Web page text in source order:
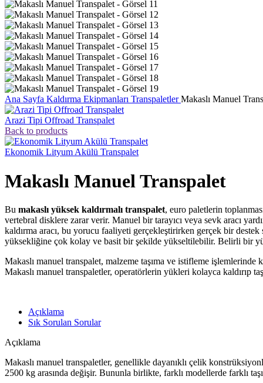
Ana Sayfa Kaldırma Ekipmanları TranspaletlerMakaslı Manuel
Arazi Tipi Offroad Transpalet
Back to products
Ekonomik Lityum Akülü Transpalet
Makaslı Manuel Transpalet
Bu makaslı yüksek kaldırmalı transpalet, euro paletlerin
vertebral disklere zarar verir. Manuel bir tarayıcı veya sevk aracı
kaldırma aracı, bu yorucu faaliyeti gerçekleştirirken gerçek bir
yüksekliğine çok kolay ve basit bir şekilde yükseltilebilir. Belirli bir
Makaslı manuel transpalet, malzeme taşıma ve istifleme
Makaslı manuel transpaletler, operatörlerin yükleri kolayca kaldırıp
Açıklama
Sık Sorulan Sorular
Açıklama
Makaslı manuel transpaletler, genellikle dayanıklı çelik
2500 kg arasında değişir. Bununla birlikte, farklı modellerde farklı